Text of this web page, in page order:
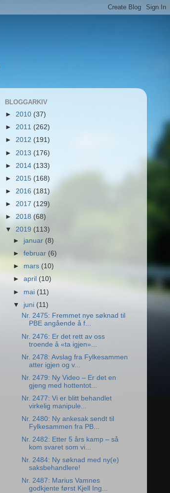
BLOGGARKIV
► 2010 (37)
► 2011 (262)
► 2012 (191)
► 2013 (176)
► 2014 (133)
► 2015 (168)
► 2016 (181)
► 2017 (129)
► 2018 (68)
▼ 2019 (113)
► januar (8)
►februar (6)
► mars (10)
►april (10)
► mai(11)
▼ juni (11)
Nr. 2475: Fremmet nye søknad til
PBE angående å f...
Nr. 2476: Er det rett av oss
troende å «ta igjen»...
Nr. 2478: Avslag fra Fylkesammen
atter igjen og v...
Nr. 2479: Ny Video – Er det en
gjeng med hottentot...
Nr. 2477: Vi er blitt behandlet
virkelig manipule...
Nr. 2480: Ny ankesak sendt til
Fylkesammen fra PB...
Nr. 2482: Etter 5 års kamp – så
kom svaret som vi...
Nr. 2484: Ny søknad med ny(e)
saksbehandlere!
Nr. 2487: Marius Vamnes
godkjente først Kjell Ing...